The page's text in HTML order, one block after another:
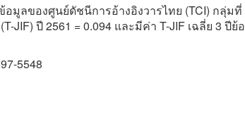
มูลของศูนย์ดัชนีการอ้างอิงวารไทย (TCI) กลุ่ม
JIF) ปี 2561 = 0.094 และมีค่า T-JIF เฉลี่ย 3 ปีย้
5548